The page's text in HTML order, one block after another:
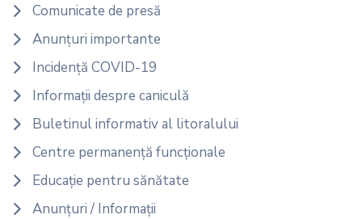
Comunicate de presă
Anunțuri importante
Incidență COVID-19
Informații despre caniculă
Buletinul informativ al litoralului
Centre permanență funcționale
Educație pentru sănătate
Anunțuri / Informații